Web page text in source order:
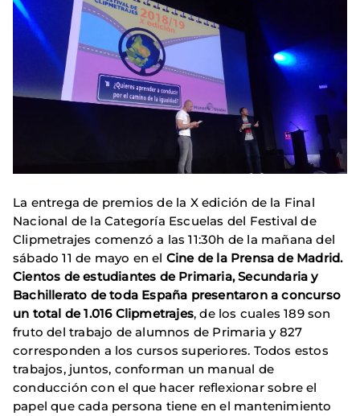
La entrega de premios de la X edición de la Final
Nacional de la Categoría Escuelas del Festival de
Clipmetrajes comenzó a las 11:30h de la mañana del
sábado 11 de mayo en el Cine de la Prensa de Madrid.
Cientos de estudiantes de Primaria, Secundaria y
Bachillerato de toda España presentaron a concurso
un total de 1.016 Clipmetrajes, de los cuales 189 son
fruto del trabajo de alumnos de Primaria y 827
corresponden a los cursos superiores. Todos estos
trabajos, juntos, conforman un manual de
conducción con el que hacer reflexionar sobre el
papel que cada persona tiene en el mantenimiento